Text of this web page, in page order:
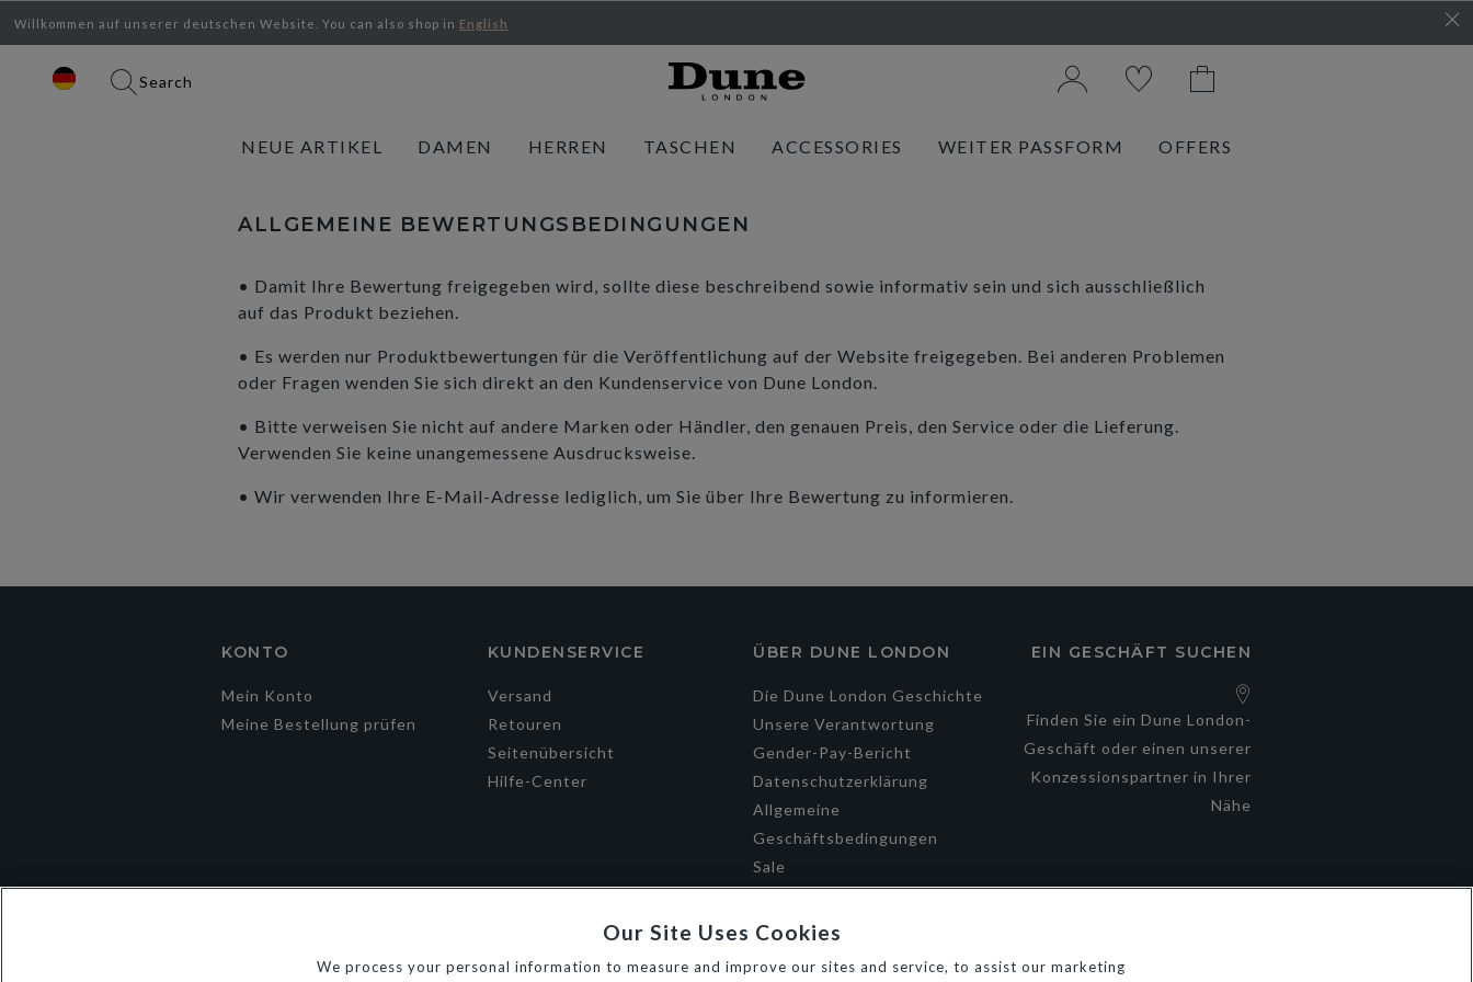
Willkommen auf unserer deutschen Website. You can also shop in English
Search
NEUE ARTIKEL DAMEN HERREN TASCHEN ACCESSORIES WEITER PASSFORM OFFERS
ALLGEMEINE BEWERTUNGSBEDINGUNGEN
• Damit Ihre Bewertung freigegeben wird, sollte diese beschreibend sowie informativ sein und sich ausschließlich
auf das Produkt beziehen.
• Es werden nur Produktbewertungen für die Veröffentlichung auf der Website freigegeben. Bei anderen Problemen
oder Fragen wenden Sie sich direkt an den Kundenservice von Dune London.
• Bitte verweisen Sie nicht auf andere Marken oder Händler, den genauen Preis, den Service oder die Lieferung.
Verwenden Sie keine unangemessene Ausdrucksweise.
• Wir verwenden Ihre E-Mail-Adresse lediglich, um Sie über Ihre Bewertung zu informieren.
KONTO
Mein Konto
Meine Bestellung prüfen
KUNDENSERVICE
Versand
Retouren
Seitenübersicht
Hilfe-Center
ÜBER DUNE LONDON
Die Dune London Geschichte
Unsere Verantwortung
Gender-Pay-Bericht
Datenschutzerklärung
Allgemeine
Geschäftsbedingungen
Sale
EIN GESCHÄFT SUCHEN
Finden Sie ein Dune London-
Geschäft oder einen unserer
Konzessionspartner in Ihrer
Nähe
Our Site Uses Cookies
We process your personal information to measure and improve our sites and service, to assist our marketing